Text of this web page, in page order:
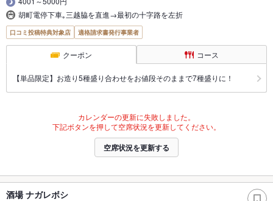
胡町電停下車｡三越脇を直進→最初の十字路を左折
口コミ投稿特典対象店 適格請求書発行事業者
クーポン コース
【単品限定】お造り5種盛り合わせをお値段そのままで7種盛りに！
カレンダーの更新に失敗しました。
下記ボタンを押して空席状況を更新してください。
空席状況を更新する
酒場 ナガレボシ